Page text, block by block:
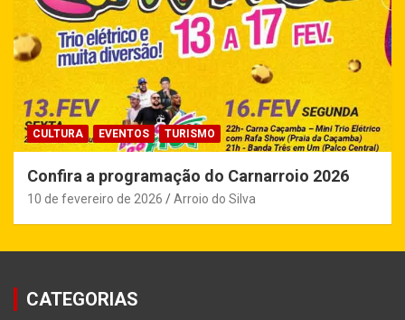
CULTURA EVENTOS TURISMO
Confira a programação do Carnarroio 2026
10 de fevereiro de 2026 Arroio do Silva
CATEGORIAS